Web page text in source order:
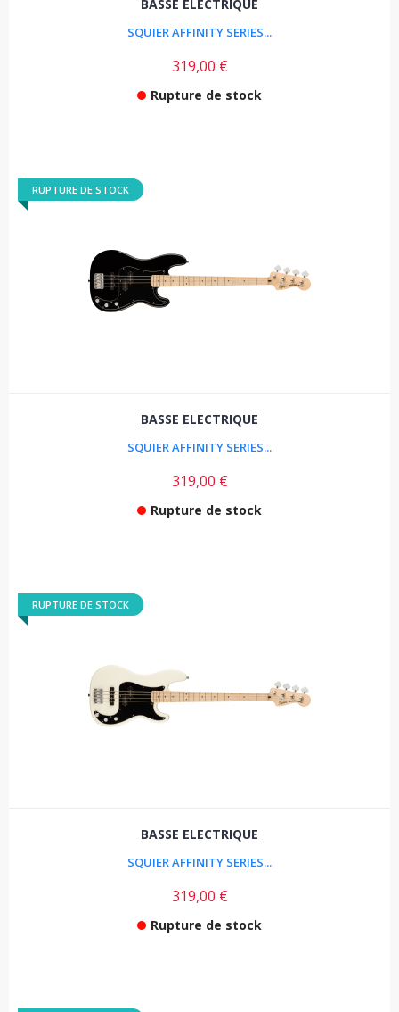
BASSE ELECTRIQUE
SQUIER AFFINITY SERIES...
319,00 €
Rupture de stock
RUPTURE DE STOCK
BASSE ELECTRIQUE
SQUIER AFFINITY SERIES...
319,00 €
Rupture de stock
RUPTURE DE STOCK
BASSE ELECTRIQUE
SQUIER AFFINITY SERIES...
319,00 €
Rupture de stock